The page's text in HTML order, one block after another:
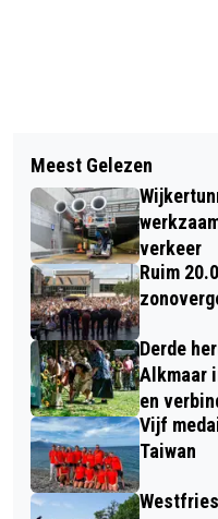
OLGA
JAAR MET
REANIMATIE
SCHOORL
Meest Gelezen
verkeer
Ruim
Derde
Alkmaar
en
Vijf
Taiwan